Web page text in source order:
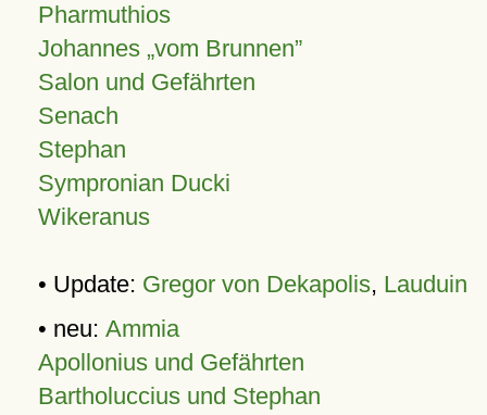
Pharmuthios
Johannes vom Brunnen
Salon und Gefährten
Senach
Stephan
Sympronian Ducki
Wikeranus
• Update: Gregor von Dekapolis, Lauduin
• neu: Ammia
Apollonius und Gefährten
Bartholuccius und Stephan